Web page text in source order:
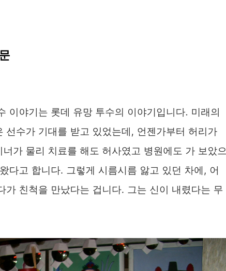
이야기는 롯데 유망 투수의 이야기입니다. 미래의
선수가 기대를 받고 있었는데, 언젠가부터 허리가
가 물리 치료를 해도 허사였고 병원에도 가 보았으
다고 합니다. 그렇게 시름시름 앓고 있던 차에, 어
가 친척을 만났다는 겁니다. 그는 신이 내렸다는 무